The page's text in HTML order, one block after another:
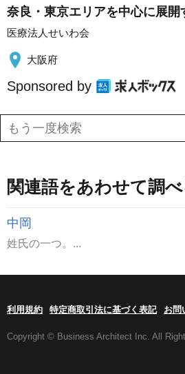
奈良・東京エリアを中心に展開
医療法人せいわ会
大阪府
Sponsored by
関連語をあわせて調
中岡
姓氏の一つ。...
利用規約 特定商取引法に基づく表記 お問
Copyright © Business Architect Inc. All